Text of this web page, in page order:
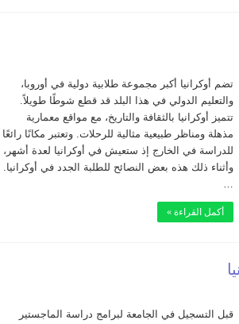
تضم أوكرانيا أكبر مجموعة طلابية دولية في أوروبا،
والتعليم الدولي في هذا البلد قد قطع شوطًا طويلاً.
تتميز أوكرانيا بالثقافة والتاريخ، مع مواقع معمارية
مذهلة ومناظر طبيعية مثالية للرحلات. وتعتبر مكانًا رائعًا
للدراسة في الخارج إذ ستعيش في أوكرانيا لعدة أشهر،
وأثناء ذلك هذه بعض النصائح للطلبة الجدد في أوكرانيا.
…
أكمل القراءة »
قبل التسجيل في الجامعة لبرامج دراسة الماجستير